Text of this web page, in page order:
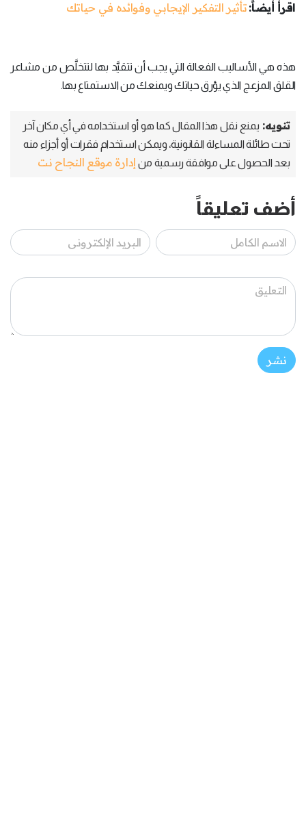
اقرأ أيضاً: تأثير التفكير الإيجابي وفوائده في حياتك
هذه هي الأساليب الفعالة التي يجب أن تتقيَّد بها لتتخلَّص من مشاعر
القلق المزعج الذي يؤرق حياتك ويمنعك من الاستمتاع بها.
تنويه: يمنع نقل هذا المقال كما هو أو استخدامه في أي مكان آخر
تحت طائلة المساءلة القانونية، ويمكن استخدام فقرات أو أجزاء منه
بعد الحصول على موافقة رسمية من إدارة موقع النجاح نت
أضف تعليقاً
نشر